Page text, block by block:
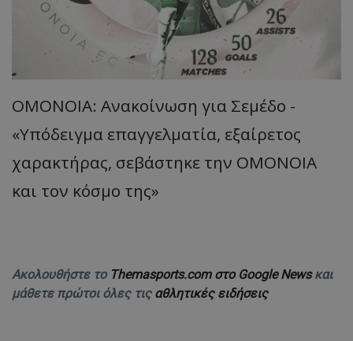
ΟΜΟΝΟΙΑ: Ανακοίνωση για Σεμέδο -
«Υπόδειγμα επαγγελματία, εξαίρετος
χαρακτήρας, σεβάστηκε την ΟΜΟΝΟΙΑ
και τον κόσμο της»
Ακολουθήστε το Themasports.com στο Google Newsκαι
μάθετε πρώτοι όλες τις αθλητικές ειδήσεις